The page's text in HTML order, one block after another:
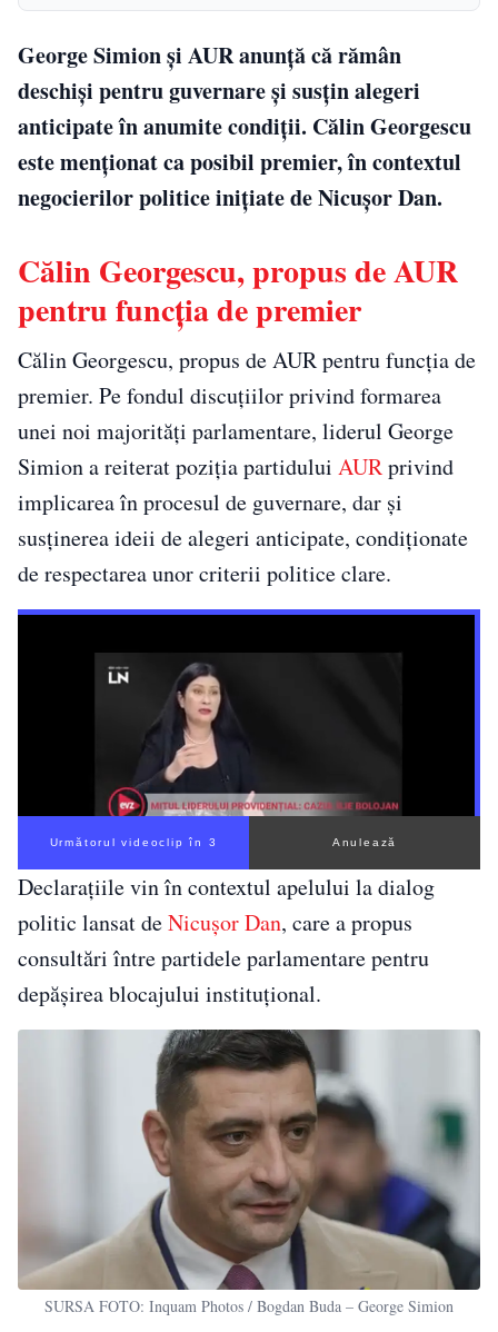
George Simion și AUR anunță că rămân
deschiși pentru guvernare și susțin alegeri
anticipate în anumite condiții. Călin Georgescu
este menționat ca posibil premier, în contextul
negocierilor politice inițiate de Nicușor Dan.
Călin Georgescu, propus de AUR
pentru funcția de premier
Călin Georgescu, propus de AUR pentru funcția de
premier. Pe fondul discuțiilor privind formarea
unei noi majorități parlamentare, liderul George
Simion a reiterat poziția partidului AURprivind
implicarea în procesul de guvernare, dar și
susținerea ideii de alegeri anticipate, condiționate
de respectarea unor criterii politice clare.
Următorul videoclip în 2 Anulează
Declarațiile vin în contextul apelului la dialog
politic lansat deNicușor Dan, care a propus
consultări între partidele parlamentare pentru
depășirea blocajului instituțional.
SURSA FOTO: Inquam Photos / Bogdan Buda – George Simion